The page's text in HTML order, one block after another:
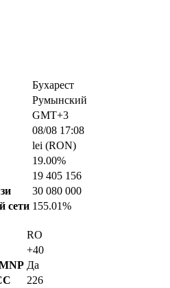
Бухарест
Румынский
GMT+3
08/08 17:08
lei (RON)
19.00%
19 405 156
30 080 000
сети 155.01%
RO
+40
Да
226